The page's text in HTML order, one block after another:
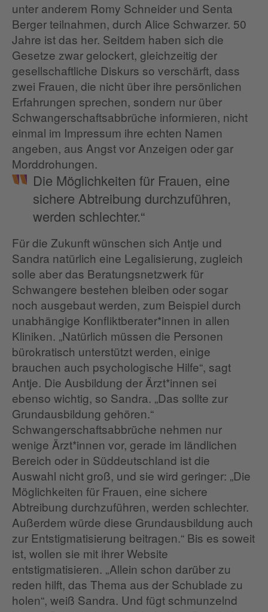
unter anderem Romy Schneider und Senta
Berger teilnahmen, durch Alice Schwarzer. 50
Jahre ist das her. Seitdem haben sich die
Gesetze zwar gelockert, gleichzeitig der
gesellschaftliche Diskurs so verschärft, dass
zwei Frauen, die nicht über ihre persönlichen
Erfahrungen sprechen, sondern nur über
Schwangerschaftsabbrüche informieren, nicht
einmal im Impressum ihre echten Namen
angeben, aus Angst vor Anzeigen oder gar
Morddrohungen.
Die Möglichkeiten für Frauen, eine
sichere Abtreibung durchzuführen,
werden schlechter.“
Für die Zukunft wünschen sich Antje und
Sandra natürlich eine Legalisierung, zugleich
solle aber das Beratungsnetzwerk für
Schwangere bestehen bleiben oder sogar
noch ausgebaut werden, zum Beispiel durch
unabhängige Konfliktberater*innen in allen
Kliniken. „Natürlich müssen die Personen
bürokratisch unterstützt werden, einige
brauchen auch psychologische Hilfe“, sagt
Antje. Die Ausbildung der Ärzt*innen sei
ebenso wichtig, so Sandra. „Das sollte zur
Grundausbildung gehören.“
Schwangerschaftsabbrüche nehmen nur
wenige Ärzt*innen vor, gerade im ländlichen
Bereich oder in Süddeutschland ist die
Auswahl nicht groß, und sie wird geringer: „Die
Möglichkeiten für Frauen, eine sichere
Abtreibung durchzuführen, werden schlechter.
Außerdem würde diese Grundausbildung auch
zur Entstigmatisierung beitragen.“ Bis es soweit
ist, wollen sie mit ihrer Website
entstigmatisieren. „Allein schon darüber zu
reden hilft, das Thema aus der Schublade zu
holen“, weiß Sandra. Und fügt schmunzelnd